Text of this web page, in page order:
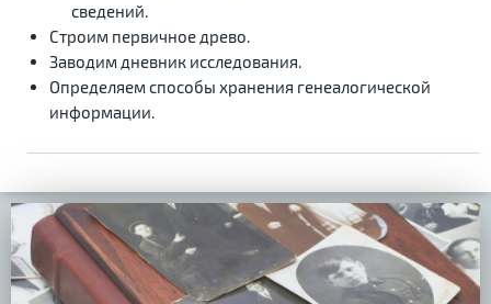
сведений.
Строим первичное древо.
Заводим дневник исследования.
Определяем способы хранения генеалогической
информации.